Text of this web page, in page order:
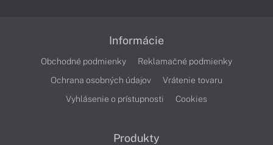
Informácie
Obchodné podmienky
Reklamačné podmienky
Ochrana osobných údajov
Vrátenie tovaru
Vyhlásenie o prístupnosti
Cookies
Produkty